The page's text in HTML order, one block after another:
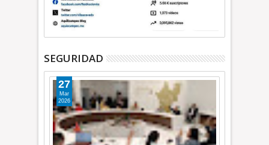
SEGURIDAD
27
Mar
2026